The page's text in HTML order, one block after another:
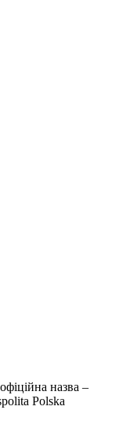
назва –
Polska